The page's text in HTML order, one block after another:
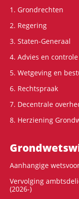
1. Grondrechten
2. Regering
3. Staten-Generaal
4. Advies en controle
5. Wetgeving en
6. Rechtspraak
7. Decentrale
8. Herziening
Aanhangige
Vervolging
(2026-)